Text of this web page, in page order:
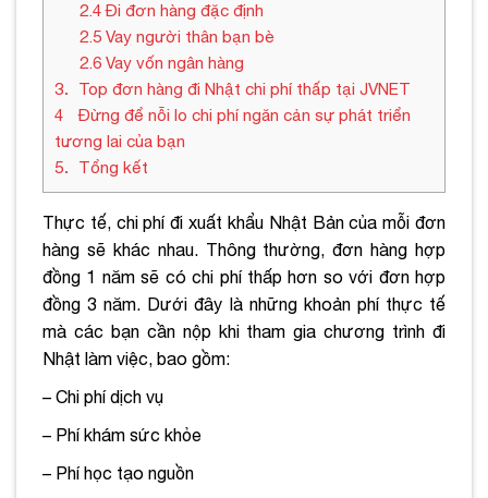
2.4Đi đơn hàng đặc định
2.5Vay người thân bạn bè
2.6Vay vốn ngân hàng
3
Top đơn hàng đi Nhật chi phí thấp tại JVNET
4
Đừng để nỗi lo chi phí ngăn cản sự phát triển
tương lai của bạn
5
Tổng kết
Thực tế, chi phí đi xuất khẩu Nhật Bản của mỗi đơn
hàng sẽ khác nhau. Thông thường, đơn hàng hợp
đồng 1 năm sẽ có chi phí thấp hơn so với đơn hợp
đồng 3 năm. Dưới đây là những khoản phí thực tế
mà các bạn cần nộp khi tham gia chương trình đi
Nhật làm việc, bao gồm:
– Chi phí dịch vụ
– Phí khám sức khỏe
– Phí học tạo nguồn